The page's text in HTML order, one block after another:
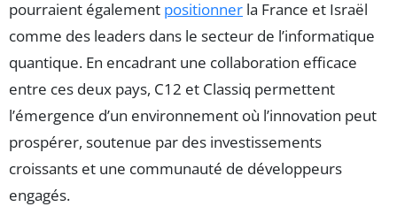
pourraient également positionner la France et Israël
comme des leaders dans le secteur de l’informatique
quantique. En encadrant une collaboration efficace
entre ces deux pays, C12 et Classiq permettent
l’émergence d’un environnement où l’innovation peut
prospérer, soutenue par des investissements
croissants et une communauté de développeurs
engagés.